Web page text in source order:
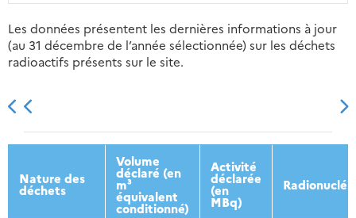
Les données présentent les dernières informations à jour
(au 31 décembre de l’année sélectionnée) sur les déchets
radioactifs présents sur le site.
2013 2014 2015 2016
Nature des
déchets
Volume
déclaré (en
m³
équivalent
conditionné)
Activité
déclarée
(en
MBq)